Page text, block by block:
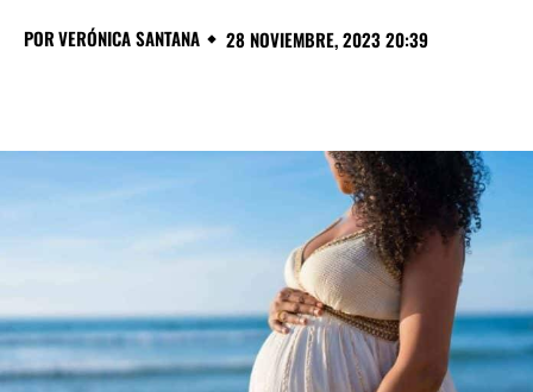
PORVERÓNICA SANTANA 28 NOVIEMBRE, 2023 20:39